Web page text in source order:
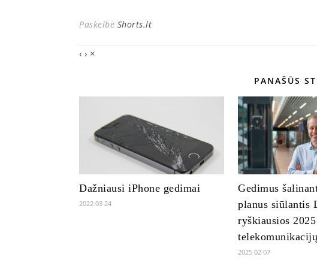
Paskelbė Shorts.lt
‹ › ×
PANAŠŪS
Dažniausi iPhone gedimai
2022 03 24
Gedimus
planus siūlantis
ryškiausios
2025 02 07